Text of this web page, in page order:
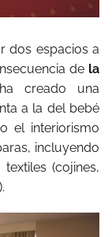
dos espacios a
de la
creado una
a la del bebé
el interiorismo
incluyendo
(cojines,